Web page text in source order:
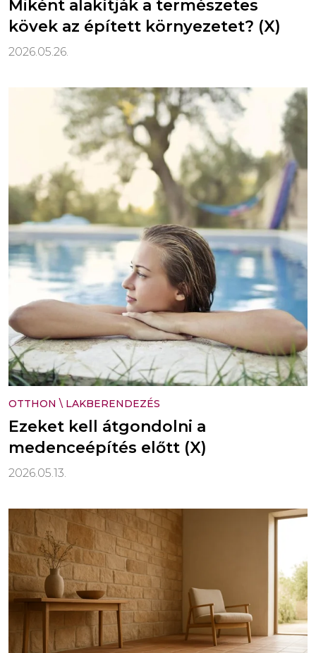
Miként alakítják a természetes
kövek az épített környezetet? (X)
2026.05.26.
OTTHON \ LAKBERENDEZÉS
Ezeket kell átgondolni a
medenceépítés előtt (X)
2026.05.13.